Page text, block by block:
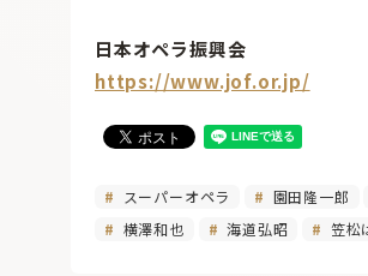
日本オペラ振興会
https://www.jof.or.jp/
スーパーオペラ 園田隆一郎
横澤和也
海道弘昭 笠松